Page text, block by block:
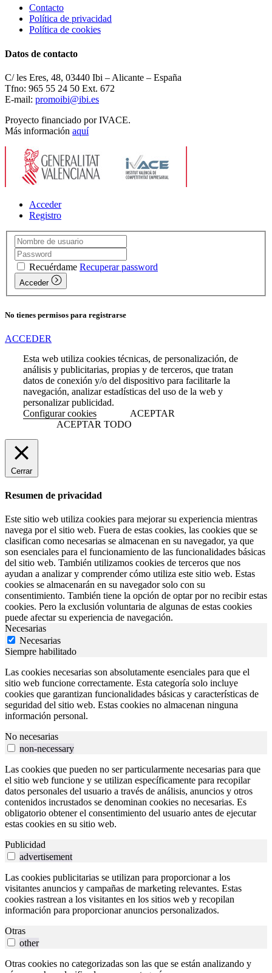
Contacto
Política de privacidad
Política de cookies
Datos de contacto
C/ les Eres, 48, 03440 Ibi – Alicante – España
Tfno: 965 55 24 50 Ext. 672
E-mail: promoibi@ibi.es
Proyecto financiado por IVACE.
Más información aquí
Acceder
Registro
Recuérdame Recuperar password
Acceder
No tienes permisos para registrarse
ACCEDER
Esta web utiliza cookies técnicas, de personalización, de
análisis y publicitarias, propias y de terceros, que tratan
datos de conexión y/o del dispositivo para facilitarle la
navegación, analizar estadísticas del uso de la web y
personalizar publicidad.
Configurar cookies
ACEPTAR
ACEPTAR TODO
Cerrar
Resumen de privacidad
Este sitio web utiliza cookies para mejorar su experiencia mientras
navega por el sitio web. Fuera de estas cookies, las cookies que se
clasifican como necesarias se almacenan en su navegador, ya que
son esenciales para el funcionamiento de las funcionalidades básicas
del sitio web. También utilizamos cookies de terceros que nos
ayudan a analizar y comprender cómo utiliza este sitio web. Estas
cookies se almacenarán en su navegador solo con su
consentimiento. También tiene la opción de optar por no recibir estas
cookies. Pero la exclusión voluntaria de algunas de estas cookies
puede afectar su experiencia de navegación.
Necesarias
Necesarias
Siempre habilitado
Las cookies necesarias son absolutamente esenciales para que el
sitio web funcione correctamente. Esta categoría solo incluye
cookies que garantizan funcionalidades básicas y características de
seguridad del sitio web. Estas cookies no almacenan ninguna
información personal.
No necesarias
non-necessary
Las cookies que pueden no ser particularmente necesarias para que
el sitio web funcione y se utilizan específicamente para recopilar
datos personales del usuario a través de análisis, anuncios y otros
contenidos incrustados se denominan cookies no necesarias. Es
obligatorio obtener el consentimiento del usuario antes de ejecutar
estas cookies en su sitio web.
Publicidad
advertisement
Las cookies publicitarias se utilizan para proporcionar a los
visitantes anuncios y campañas de marketing relevantes. Estas
cookies rastrean a los visitantes en los sitios web y recopilan
información para proporcionar anuncios personalizados.
Otras
other
Otras cookies no categorizadas son las que se están analizando y